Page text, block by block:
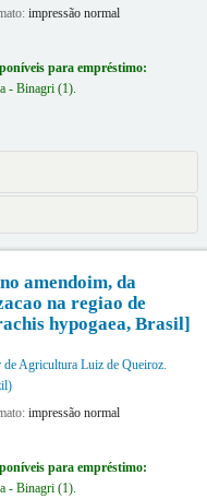
impressão normal
para empréstimo:
- Binagri(1).
amendoim, da
na regiao de
hypogaea, Brasil]
Agricultura Luiz de Queiroz.
impressão normal
para empréstimo:
- Binagri(1).